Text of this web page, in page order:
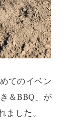
てのイベン
＆BBQ」が
した。